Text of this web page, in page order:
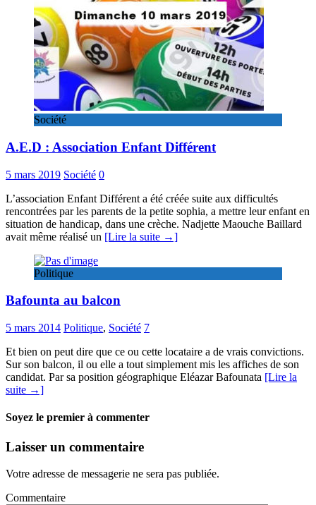
Société
A.E.D : Association Enfant Différent
5 mars 2019 Société 0
L’association Enfant Différent a été créée suite aux difficultés
rencontrées par les parents de la petite sophia, a mettre leur enfant en
situation de handicap, dans une crèche. Nadjette Maouche Baillard
avait même réalisé un [Lire la suite →]
Politique
Bafounta au balcon
5 mars 2014 Politique, Société 7
Et bien on peut dire que ce ou cette locataire a de vrais convictions.
Sur son balcon, il ou elle a tout simplement mis les affiches de son
candidat. Par sa position géographique Eléazar Bafounata [Lire la
suite →]
Soyez le premier à commenter
Laisser un commentaire
Votre adresse de messagerie ne sera pas publiée.
Commentaire